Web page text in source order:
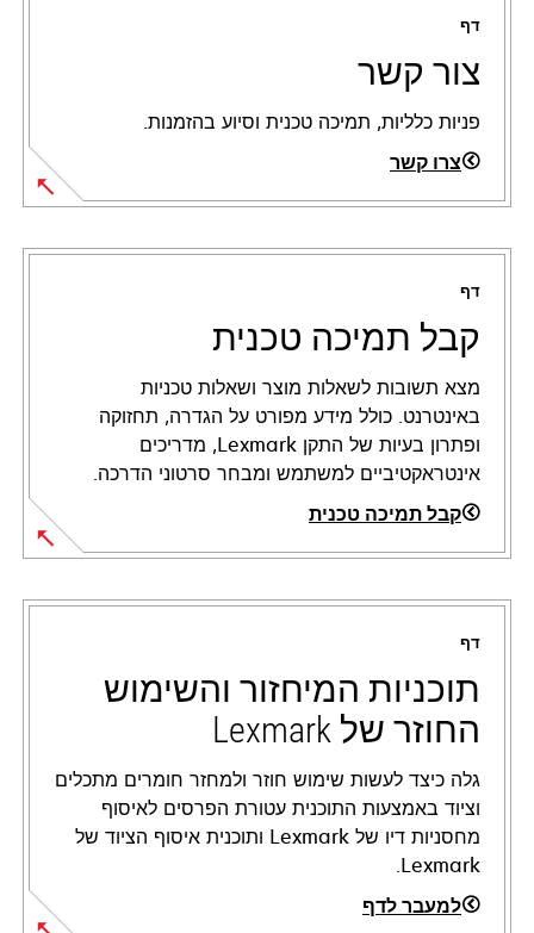
דף
צור קשר
פניות כלליות, תמיכה טכנית וסיוע בהזמנות.
צרו קשר
דף
קבל תמיכה טכנית
מצא תשובות לשאלות מוצר ושאלות טכניות
באינטרנט. כולל מידע מפורט על הגדרה, תחזוקה
ופתרון בעיות של התקן Lexmark, מדריכים
אינטראקטיביים למשתמש ומבחר סרטוני הדרכה.
קבל תמיכה טכנית
opens
in
new
tab
דף
תוכניות המיחזור והשימוש
החוזר של Lexmark
גלה כיצד לעשות שימוש חוזר ולמחזר חומרים מתכלים
וציוד באמצעות התוכנית עטורת הפרסים לאיסוף
מחסניות דיו של Lexmark ותוכנית איסוף הציוד של
Lexmark.
למעבר לדף